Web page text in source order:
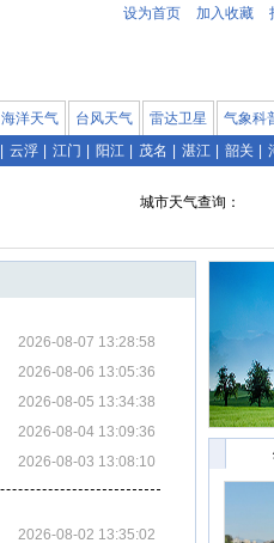
设为首页 加入收藏
海洋天气 台风天气 雷达卫星 气象科
云浮 江门 阳江 茂名 湛江 韶关
城市天气查询：
2026-08-07 13:28:58
2026-08-06 13:05:36
2026-08-05 13:34:38
2026-08-04 13:09:36
2026-08-03 13:08:10
2026-08-02 13:35:02